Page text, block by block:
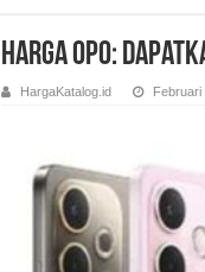
Harga Opo:
HargaKatalog.id Februari